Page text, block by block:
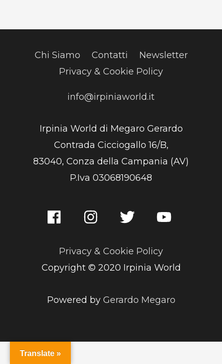
Chi Siamo Contatti
Newsletter
Privacy & Cookie Policy
info@irpiniaworld.it
Irpinia World di Megaro Gerardo
Contrada Cicciogallo 16/B,
83040, Conza della Campania (AV)
P.Iva 03068190648
Privacy & Cookie Policy
Copyright © 2020 Irpinia World
Powered by Gerardo Megaro
Translate »